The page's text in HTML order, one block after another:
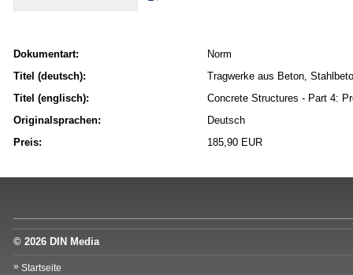
Dokumentart:
Norm
Titel (deutsch):
Tragwerke aus Beton,
Titel (englisch):
Concrete Structures - Part 4:
Originalsprachen:
Deutsch
Preis:
185,90 EUR
© 2026 DIN Media
Startseite